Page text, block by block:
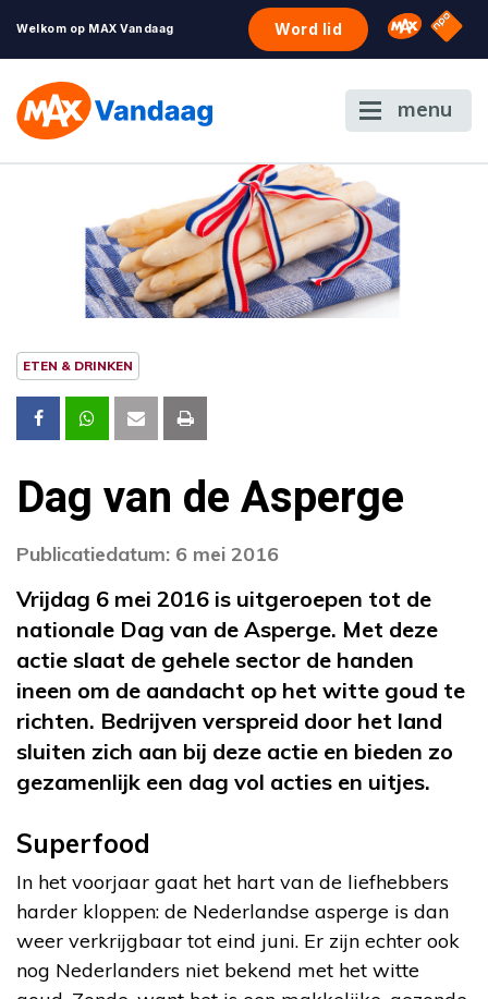
Welkom op MAX Vandaag Word lid Omroep
NPO
menu
ETEN & DRINKEN
Dag van de Asperge
Publicatiedatum: 6 mei 2016
Vrijdag 6 mei 2016 is uitgeroepen tot de
nationale Dag van de Asperge. Met deze
actie slaat de gehele sector de handen
ineen om de aandacht op het witte goud te
richten. Bedrijven verspreid door het land
sluiten zich aan bij deze actie en bieden zo
gezamenlijk een dag vol acties en uitjes.
Superfood
In het voorjaar gaat het hart van de liefhebbers
harder kloppen: de Nederlandse asperge is dan
weer verkrijgbaar tot eind juni. Er zijn echter ook
nog Nederlanders niet bekend met het witte